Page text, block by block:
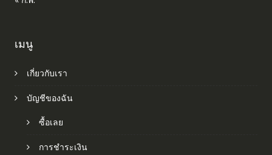
เมนู
เกี่ยวกับเรา
บัญชีของฉัน
ซื้อเลย
การชำระเงิน